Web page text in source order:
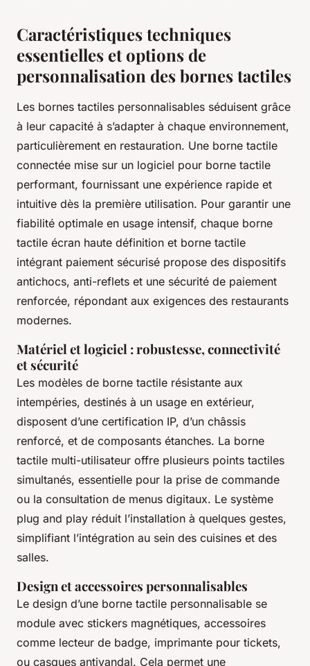
Caractéristiques techniques
essentielles et options de
personnalisation des bornes tactiles
Les bornes tactiles personnalisables séduisent grâce
à leur capacité à s’adapter à chaque environnement,
particulièrement en restauration. Une borne tactile
connectée mise sur un logiciel pour borne tactile
performant, fournissant une expérience rapide et
intuitive dès la première utilisation. Pour garantir une
fiabilité optimale en usage intensif, chaque borne
tactile écran haute définition et borne tactile
intégrant paiement sécurisé propose des dispositifs
antichocs, anti-reflets et une sécurité de paiement
renforcée, répondant aux exigences des restaurants
modernes.
Matériel et logiciel : robustesse, connectivité
et sécurité
Les modèles de borne tactile résistante aux
intempéries, destinés à un usage en extérieur,
disposent d’une certification IP, d’un châssis
renforcé, et de composants étanches. La borne
tactile multi-utilisateur offre plusieurs points tactiles
simultanés, essentielle pour la prise de commande
ou la consultation de menus digitaux. Le système
plug and play réduit l’installation à quelques gestes,
simplifiant l’intégration au sein des cuisines et des
salles.
Design et accessoires personnalisables
Le design d’une borne tactile personnalisable se
module avec stickers magnétiques, accessoires
comme lecteur de badge, imprimante pour tickets,
ou casques antivandal. Cela permet une